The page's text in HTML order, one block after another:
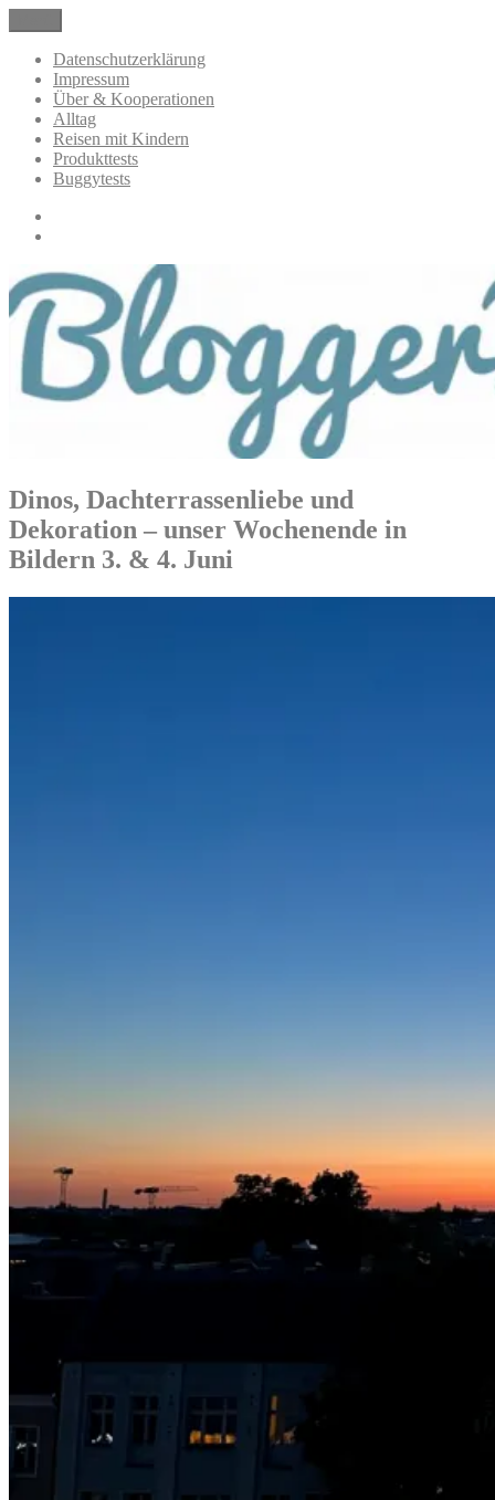
Inhalt
springen
BloggerMumOf3Boys Mamablog
Mamablog über das Leben mit drei Kindern mit Produkttests und
Alltagsthemen
Datenschutzerklärung
Impressum
Über & Kooperationen
Alltag
Reisen mit Kindern
Produkttests
Buggytests
Dinos, Dachterrassenliebe und
Dekoration – unser Wochenende in
Bildern 3. & 4. Juni